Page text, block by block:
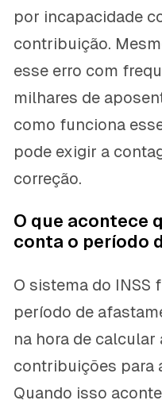
por incapacidade
contribuição.
esse erro com
milhares de
como funciona
pode exigir a
correção.
O que acontece
conta o período
O sistema do INSS
período de
na hora de calcular
contribuições para
Quando isso